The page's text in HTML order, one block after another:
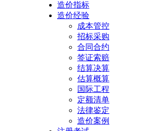
造价指标
造价经验
成本管控
招标采购
合同合约
签证索赔
结算决算
估算概算
国际工程
定额清单
法律鉴定
造价案例